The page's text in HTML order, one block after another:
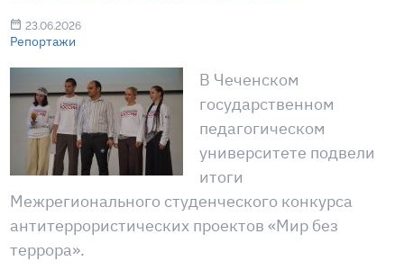
23.06.2026
Репортажи
В Чеченском
государственном
педагогическом
университете подвели
итоги
Межрегионального студенческого конкурса
антитеррористических проектов «Мир без
террора».